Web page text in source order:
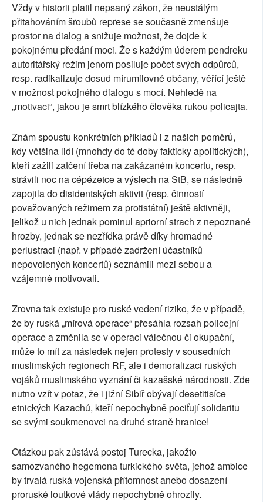
Vždy v historii platil nepsaný zákon, že neustálým
přitahováním šroubů represe se současně zmenšuje
prostor na dialog a snižuje možnost, že dojde k
pokojnému předání moci. Že s každým úderem pendreku
autoritářský režim jenom posiluje počet svých odpůrců,
resp. radikalizuje dosud mírumilovné občany, věřící ještě
v možnost pokojného dialogu s mocí. Nehledě na
„motivaci“, jakou je smrt blízkého člověka rukou policajta.
Znám spoustu konkrétních příkladů i z našich poměrů,
kdy většina lidí (mnohdy do té doby fakticky apolitických),
kteří zažili zatčení třeba na zakázaném koncertu, resp.
strávili noc na cépézetce a výslech na StB, se následně
zapojila do disidentských aktivit (resp. činností
považovaných režimem za protistátní) ještě aktivněji,
jelikož u nich jednak pominul apriorní strach z nepoznané
hrozby, jednak se nezřídka právě díky hromadné
perlustraci (např. v případě zadržení účastníků
nepovolených koncertů) seznámili mezi sebou a
vzájemně motivovali.
Zrovna tak existuje pro ruské vedení riziko, že v případě,
že by ruská „mírová operace“ přesáhla rozsah policejní
operace a změnila se v operaci válečnou či okupační,
může to mít za následek nejen protesty v sousedních
muslimských regionech RF, ale i demoralizaci ruských
vojáků muslimského vyznání či kazašské národnosti. Zde
nutno vzít v potaz, že i jižní Sibiř obývají desetitisíce
etnických Kazachů, kteří nepochybně pociťují solidaritu
se svými soukmenovci na druhé straně hranice!
Otázkou pak zůstává postoj Turecka, jakožto
samozvaného hegemona turkického světa, jehož ambice
by trvalá ruská vojenská přítomnost anebo dosazení
proruské loutkové vlády nepochybně ohrozily.